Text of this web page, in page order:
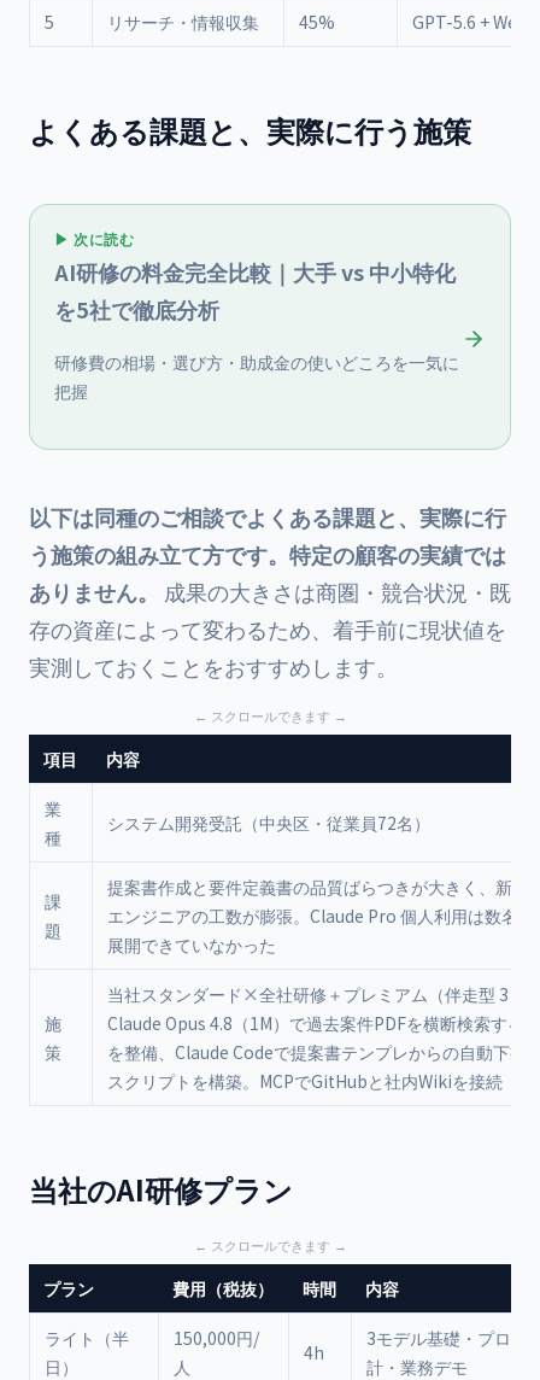
5 リサーチ・情報収集 45% GPT-5.6 + Web
よくある課題と、実際に行う施策
▶ 次に読む
AI研修の料金完全比較｜大手 vs 中小特化
を5社で徹底分析
研修費の相場・選び方・助成金の使いどころを一気に
把握
以下は同種のご相談でよくある課題と、実際に行
う施策の組み立て方です。特定の顧客の実績では
ありません。
成果の大きさは商圏・競合状況・既
存の資産によって変わるため、着手前に現状値を
実測しておくことをおすすめします。
項目 内容
業
種
システム開発受託（中央区・従業員72名）
課
題
提案書作成と要件定義書の品質ばらつきが大きく、新人
エンジニアの工数が膨張。Claude Pro 個人利用は数名
展開できていなかった
施
策
当社スタンダード×全社研修＋プレミアム（伴走型 3ヶ
Claude Opus 4.8（1M）で過去案件PDFを横断検索する
を整備、Claude Codeで提案書テンプレからの自動下書
スクリプトを構築。MCPでGitHubと社内Wikiを接続
当社のAI研修プラン
プラン 費用（税抜） 時間 内容
ライト（半
日）
150,000円/
人
4h
3モデル基礎・プロン
計・業務デモ